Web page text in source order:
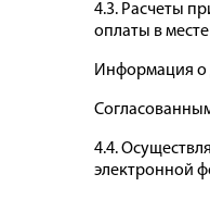
4.3. Расчеты
оплаты в
Информация о
4.4.
электронной